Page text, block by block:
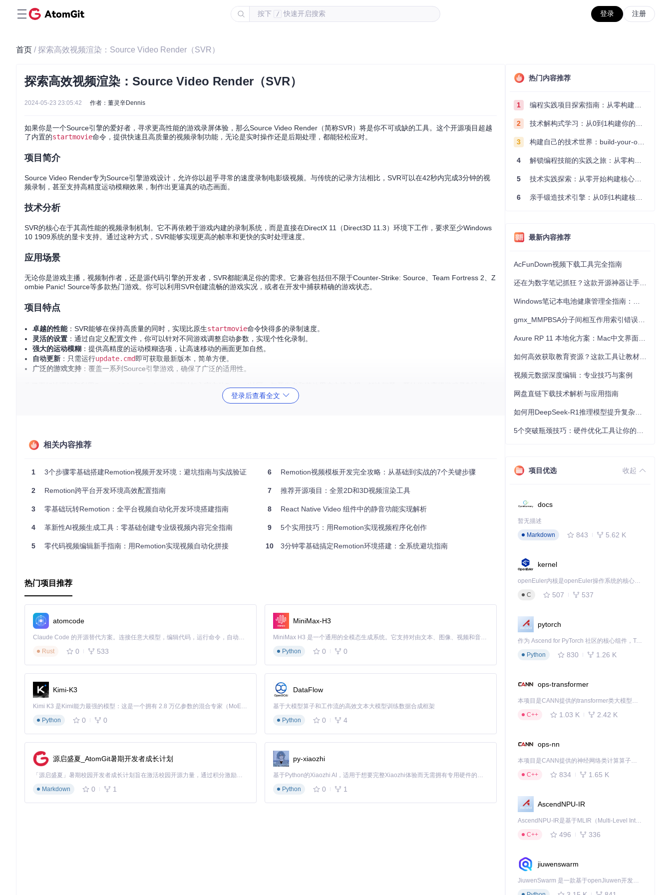
按下 / 快速开启搜索 登录 注册
首页 / 探索高效视频渲染：Source Video Render（SVR）
探索高效视频渲染：Source Video Render（SVR）
2024-05-23 23:05:42 作者：董灵辛Dennis
如果你是一个Source引擎的爱好者，寻求更高性能的游戏录屏体验，那么Source Video Render（简称SVR）将是你不可或缺的工具。这个开源项目超越
了内置的startmovie命令，提供快速且高质量的视频录制功能，无论是实时操作还是后期处理，都能轻松应对。
项目简介
Source Video Render专为Source引擎游戏设计，允许你以超乎寻常的速度录制电影级视频。与传统的记录方法相比，SVR可以在42秒内完成3分钟的视
频录制，甚至支持高精度运动模糊效果，制作出更逼真的动态画面。
技术分析
SVR的核心在于其高性能的视频录制机制。它不再依赖于游戏内建的录制系统，而是直接在DirectX 11（Direct3D 11.3）环境下工作，要求至少Windows
10 1909系统的显卡支持。通过这种方式，SVR能够实现更高的帧率和更快的实时处理速度。
应用场景
无论你是游戏主播，视频制作者，还是源代码引擎的开发者，SVR都能满足你的需求。它兼容包括但不限于Counter-Strike: Source、Team Fortress 2、Z
ombie Panic! Source等多款热门游戏。你可以利用SVR创建流畅的游戏实况，或者在开发中捕获精确的游戏状态。
项目特点
卓越的性能：SVR能够在保持高质量的同时，实现比原生startmovie命令快得多的录制速度。
灵活的设置 ：通过自定义配置文件，你可以针对不同游戏调整启动参数，实现个性化录制。
强大的运动模糊 ：提供高精度的运动模糊选项，让高速移动的画面更加自然。
自动更新 ：只需运行update.cmd即可获取最新版本，简单方便。
广泛的游戏支持 ：覆盖一系列Source引擎游戏，确保了广泛的适用性。
登录后查看全文
相关内容推荐
1 3个步骤零基础搭建Remotion视频开发环境：避坑指南与实战验证
2 Remotion跨平台开发环境高效配置指南
3 零基础玩转Remotion：全平台视频自动化开发环境搭建指南
4 革新性AI视频生成工具：零基础创建专业级视频内容完全指南
5 零代码视频编辑新手指南：用Remotion实现视频自动化拼接
6 Remotion视频模板开发完全攻略：从基础到实战的7个关键步骤
7 推荐开源项目：全景2D和3D视频渲染工具
8 React Native Video 组件中的静音功能实现解析
9 5个实用技巧：用Remotion实现视频程序化创作
10 3分钟零基础搞定Remotion环境搭建：全系统避坑指南
热门项目推荐
atomcode
Claude Code 的开源替代方案。连接任意大模型，编辑代码，运行命令，自动验证 — 全自动执行。用 Rust 构建，极致性能。 ｜ An open-source alternative to Claude Code. Connect any LLM, edit code, run commands, and verify changes — autonomously. Built in Rust for speed. Get Started
Rust
0 533
MiniMax-H3
MiniMax H3 是一个通用的全模态生成系统。它支持对由文本、图像、视频和音频组成的多模态上下文进行统一理解，并能生成分辨率高达 2K、时长可达 15 秒的带原生立体声音频的视频。得益于面向任务泛化的系统设计，H3 在预训练阶段就已具备广泛的多模态上下文理解与生成能力，能够出色地执行复杂的多模态指令。
Python
0 0
Kimi-K3
Kimi K3 是Kimi能力最强的模型：这是一个拥有 2.8 万亿参数的混合专家（MoE）模型，具备原生视觉理解能力，并支持 100 万 token 的上下文窗口。
Python
0 0
DataFlow
基于大模型算子和工作流的高效文本大模型训练数据合成框架
Python
0 4
源启盛夏_AtomGit暑期开发者成长计划
「源启盛夏」暑期校园开发者成长计划旨在激活校园开源力量，通过积分激励、认证扶持、资源倾斜等形式，引导高校组织和开发者完成「入驻 — 建项目 — 做贡献 — 获认证 — 得资源」的完整闭环。无论你是想带领社团入驻平台的组织者，还是希望用代码贡献证明自己的开发者，都能在这里找到属于你的成长路径。
Markdown
0 1
py-xiaozhi
基于Python的Xiaozhi AI，适用于想要完整Xiaozhi体验而无需拥有专用硬件的用户。
Python
0 1
热门内容推荐
1 编程实践项目探索指南：从零构建技术能力体系
2 技术解构式学习：从0到1构建你的编程知识体系
3 构建自己的技术世界：build-your-own-x项目的实践探索指南
4 解锁编程技能的实践之旅：从零构建你的技术世界
5 技术实践探索：从零开始构建核心系统的实践指南
6 亲手锻造技术引擎：从0到1构建核心系统的实践指南
最新内容推荐
AcFunDown视频下载工具完全指南
视频元数据深度编辑：专业技巧与案例
网盘直链下载技术解析与应用指南
项目优选 收起
docs
暂无描述
Markdown
843 5.62 K
kernel
openEuler内核是openEuler操作系统的核心，既是系统性能与稳定性的基石，也是连接处理器、设备与服务的桥梁。
C
507 537
pytorch
作为 Ascend for PyTorch 社区的核心组件，TorchNPU 是昇腾专为 PyTorch 打造的深度学习适配插件，使 PyTorch 框架能够直接调用昇腾 NPU，为开发者提供昇腾 AI 处理器的超强算力。
Python
830 1.26 K
ops-transformer
本项目是CANN提供的transformer类大模型算子库，实现网络在NPU上加速计算。
C++
1.03 K 2.42 K
ops-nn
本项目是CANN提供的神经网络类计算算子库，实现网络在NPU上加速计算。
C++
834 1.65 K
AscendNPU-IR
AscendNPU-IR是基于MLIR（Multi-Level Intermediate Representation）构建的，面向昇腾亲和算子编译时使用的中间表示，提供昇腾完备表达能力，通过编译优化提升昇腾AI处理器计算效率，支持通过生态框架使能昇腾AI处理器与深度调优
C++
496 336
jiuwenswarm
JiuwenSwarm 是一款基于openJiuwen开发的智能AI Agent，它能够将大语言模型的强大能力，通过你日常使用的各类通讯应用，直接延伸至你的指尖。